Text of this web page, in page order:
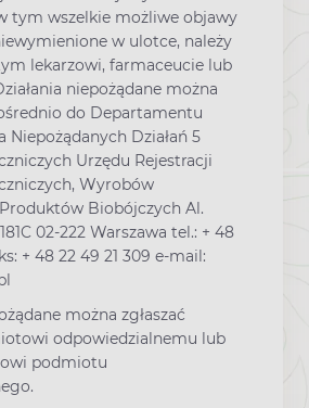
tym wszelkie możliwe objawy
w ulotce, należy
lekarzowi, farmaceucie lub
niepożądane można
do Departamentu
Niepożądanych Działań 5
Urzędu Rejestracji
Wyrobów
Biobójczych Al.
02-222 Warszawa tel.: + 48
+ 48 22 49 21 309 e-mail:
można zgłaszać
odpowiedzialnemu lub
podmiotu